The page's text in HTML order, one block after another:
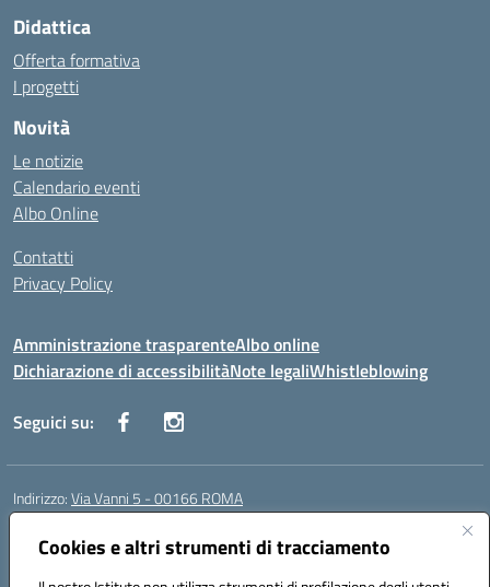
Cookies e altri strumenti di tracciamento
Didattica
Offerta formativa
I progetti
Novità
Le notizie
Calendario eventi
Albo Online
Contatti
Privacy Policy
Amministrazione trasparenteAlbo online
Dichiarazione di accessibilitàNote legaliWhistleblowing
Seguici su:
Indirizzo:Via Vanni 5 - 00166 ROMA
Centralino:
Posta elettronica certificata (PEC):RMIC86500P@pec.istruzione.it